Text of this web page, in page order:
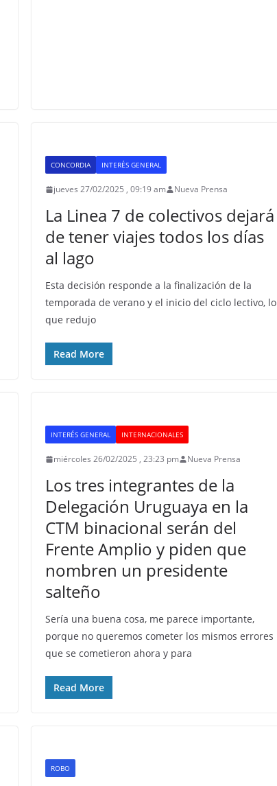
CONCORDIA INTERÉS GENERAL
jueves 27/02/2025 , 09:19 am Nueva Prensa
La Linea 7 de colectivos dejará
de tener viajes todos los días
al lago
Esta decisión responde a la finalización de la
temporada de verano y el inicio del ciclo lectivo, lo
que redujo
Read More
INTERÉS GENERAL INTERNACIONALES
miércoles 26/02/2025 , 23:23 pm Nueva Prensa
Los tres integrantes de la
Delegación Uruguaya en la
CTM binacional serán del
Frente Amplio y piden que
nombren un presidente
salteño
Sería una buena cosa, me parece importante,
porque no queremos cometer los mismos errores
que se cometieron ahora y para
Read More
ROBO